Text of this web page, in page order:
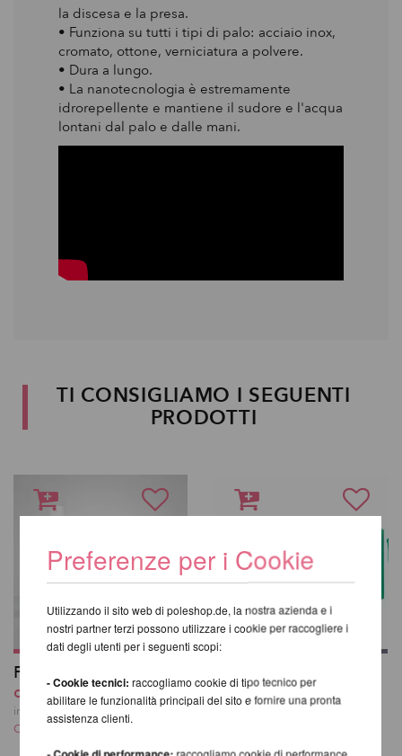
la discesa e la presa.
• Funziona su tutti i tipi di palo: acciaio inox,
cromato, ottone, verniciatura a polvere.
• Dura a lungo.
• La nanotecnologia è estremamente
idrorepellente e mantiene il sudore e l'acqua
lontani dal palo e dalle mani.
TI CONSIGLIAMO I SEGUENTI
PRODOTTI
Polipole Grip 50ml
da 15,03 EUR
incl. 20 % UST escl.
Costi di spedizione
Monkey Hands Grip
antibatterico 50ml
19,16 EUR
Costi di spedizione
Preferenze per i Cookie
Utilizzando il sito web di poleshop.de, la nostra azienda e i
nostri partner terzi possono utilizzare i cookie per raccogliere i
dati degli utenti per i seguenti scopi:
- Cookie tecnici: raccogliamo cookie di tipo tecnico per
abilitare le funzionalità principali del sito e fornire una pronta
assistenza clienti.